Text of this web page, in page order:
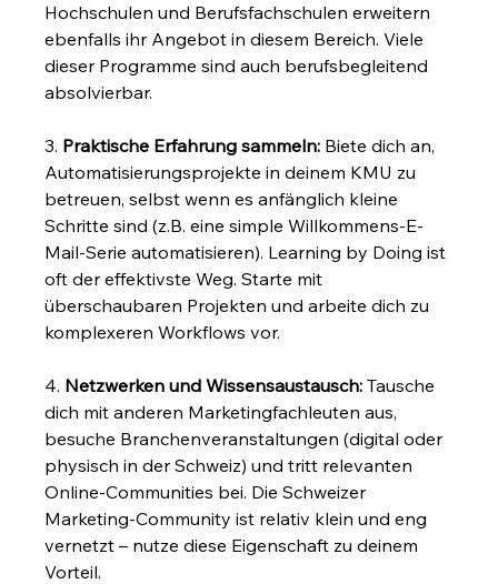
Hochschulen und Berufsfachschulen erweitern
ebenfalls ihr Angebot in diesem Bereich. Viele
dieser Programme sind auch berufsbegleitend
absolvierbar.
3. Praktische Erfahrung sammeln: Biete dich an,
Automatisierungsprojekte in deinem KMU zu
betreuen, selbst wenn es anfänglich kleine
Schritte sind (z.B. eine simple Willkommens-E-
Mail-Serie automatisieren). Learning by Doing ist
oft der effektivste Weg. Starte mit
überschaubaren Projekten und arbeite dich zu
komplexeren Workflows vor.
4. Netzwerken und Wissensaustausch: Tausche
dich mit anderen Marketingfachleuten aus,
besuche Branchenveranstaltungen (digital oder
physisch in der Schweiz) und tritt relevanten
Online-Communities bei. Die Schweizer
Marketing-Community ist relativ klein und eng
vernetzt – nutze diese Eigenschaft zu deinem
Vorteil.